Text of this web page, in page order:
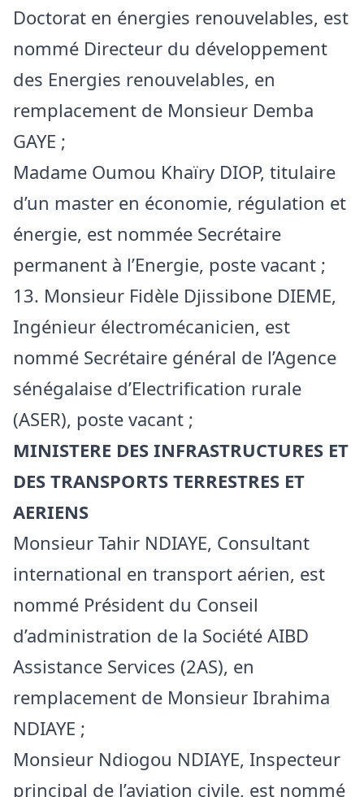
Doctorat en énergies renouvelables, est
nommé Directeur du développement
des Energies renouvelables, en
remplacement de Monsieur Demba
GAYE ;
Madame Oumou Khaïry DIOP, titulaire
d’un master en économie, régulation et
énergie, est nommée Secrétaire
permanent à l’Energie, poste vacant ;
13. Monsieur Fidèle Djissibone DIEME,
Ingénieur électromécanicien, est
nommé Secrétaire général de l’Agence
sénégalaise d’Electrification rurale
(ASER), poste vacant ;
MINISTERE DES INFRASTRUCTURES ET
DES TRANSPORTS TERRESTRES ET
AERIENS
Monsieur Tahir NDIAYE, Consultant
international en transport aérien, est
nommé Président du Conseil
d’administration de la Société AIBD
Assistance Services (2AS), en
remplacement de Monsieur Ibrahima
NDIAYE ;
Monsieur Ndiogou NDIAYE, Inspecteur
principal de l’aviation civile, est nommé